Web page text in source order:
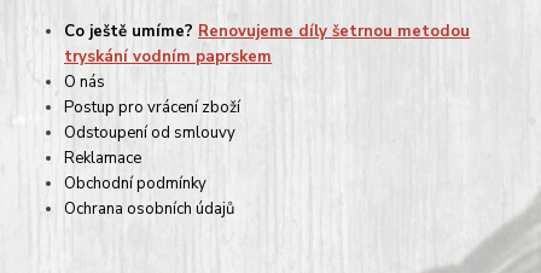
Co ještě umíme? Renovujeme díly šetrnou metodou
tryskání vodním paprskem
O nás
Postup pro vrácení zboží
Odstoupení od smlouvy
Reklamace
Obchodní podmínky
Ochrana osobních údajů